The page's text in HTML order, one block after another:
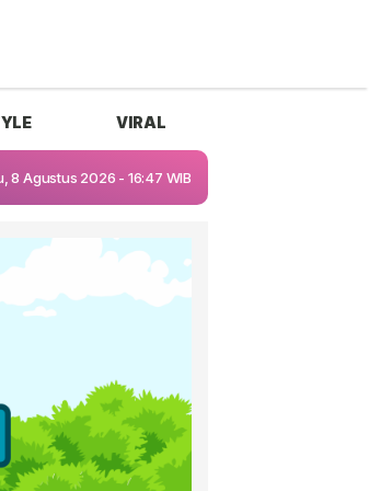
VIRAL
8 Agustus 2026 - 16:47 WIB